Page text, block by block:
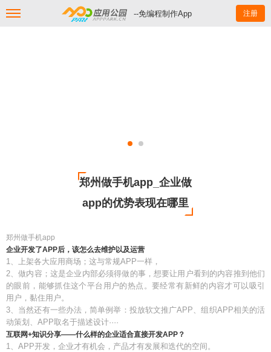
--免编程制作App 注册
郑州做手机app_企业做
app的优势表现在哪里
郑州做手机app
企业开发了APP后，该怎么去维护以及运营
1、上架各大应用商场；这与常规APP一样，
2、做内容；这是企业内部必须得做的事，想要让用户看到的内容推到他们
的眼前，能够抓住这个平台用户的热点。要经常有新鲜的内容才可以吸引
用户，黏住用户。
3、当然还有一些办法，简单例举：投放软文推广APP、组织APP相关的活
动策划、APP取名于描述设计····
互联网+知识分享——什么样的企业适合直接开发APP？
1、APP开发，企业才有机会，产品才有发展和迭代的空间。